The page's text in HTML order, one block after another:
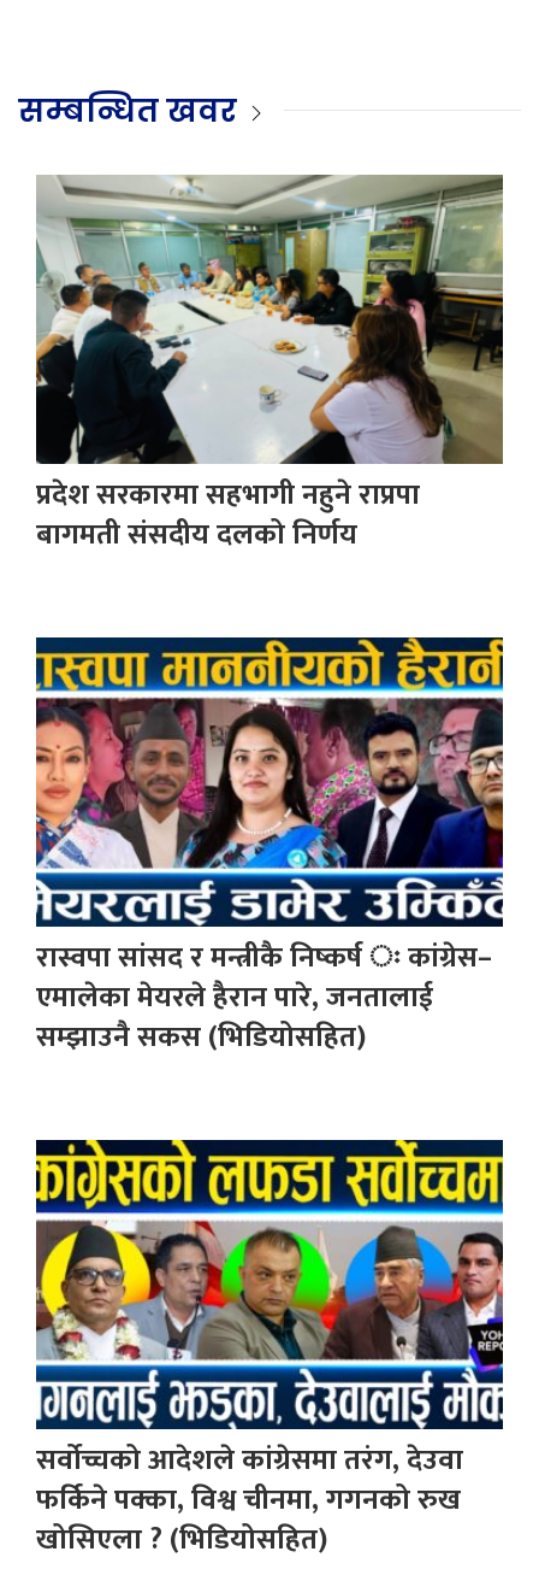
सम्बन्धित खवर
प्रदेश सरकारमा सहभागी नहुने राप्रपा
बागमती संसदीय दलको निर्णय
रास्वपा सांसद र मन्त्रीकै निष्कर्ष ः कांग्रेस–
एमालेका मेयरले हैरान पारे, जनतालाई
सम्झाउनै सकस (भिडियोसहित)
सर्वोच्चको आदेशले कांग्रेसमा तरंग, देउवा
फर्किने पक्का, विश्व चीनमा, गगनको रुख
खोसिएला ? (भिडियोसहित)